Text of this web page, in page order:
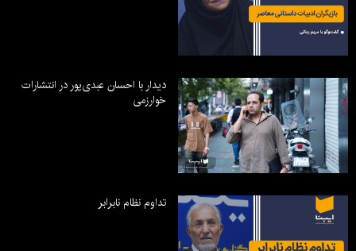
دیدار با احسان عبدی‌پور در انتشارات
خوارزمی
تداوم نظام نابرابر